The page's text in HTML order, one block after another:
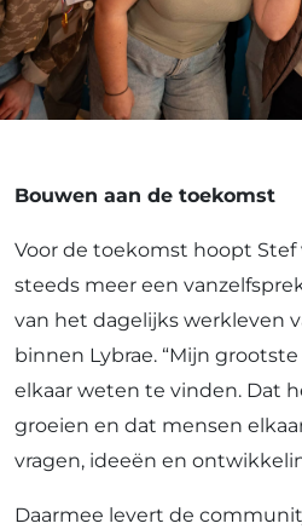
Bouwen aan de toekomst
Voor de toekomst hoopt Stef
steeds meer een
van het dagelijks werkleven
binnen Lybrae. “Mijn grootste
elkaar weten te vinden. Dat
groeien en dat mensen
vragen, ideeën en
Daarmee levert de